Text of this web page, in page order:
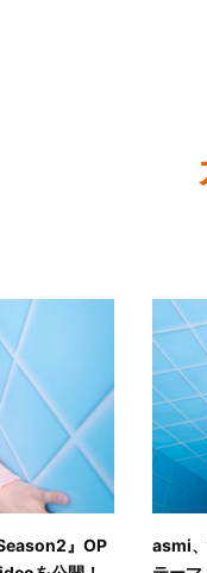
』OP
asmi